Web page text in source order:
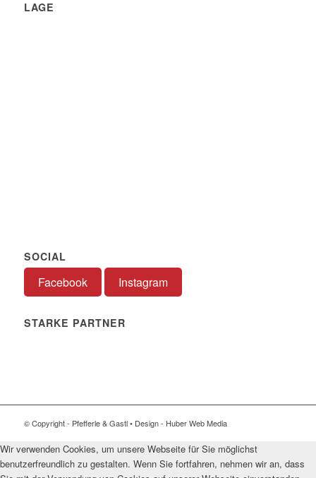
LAGE
SOCIAL
Facebook Instagram
STARKE PARTNER
© Copyright - Pfefferle & Gastl • Design - Huber Web Media
Wir verwenden Cookies, um unsere Webseite für Sie möglichst
benutzerfreundlich zu gestalten. Wenn Sie fortfahren, nehmen wir an, dass